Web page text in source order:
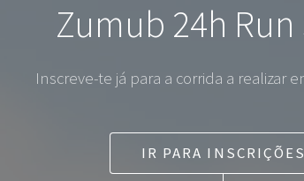
Zumub 24h Run
Inscreve-te já para a corrida a realizar
IR PARA INSCRIÇÕES